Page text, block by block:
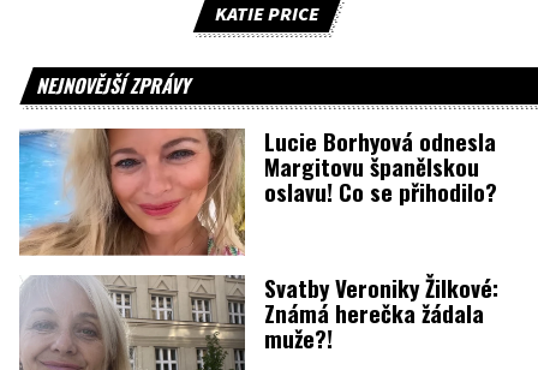
KATIE PRICE
NEJNOVĚJŠÍ ZPRÁVY
Lucie Borhyová odnesla
Margitovu španělskou
oslavu! Co se přihodilo?
Svatby Veroniky Žilkové:
Známá herečka žádala
muže?!